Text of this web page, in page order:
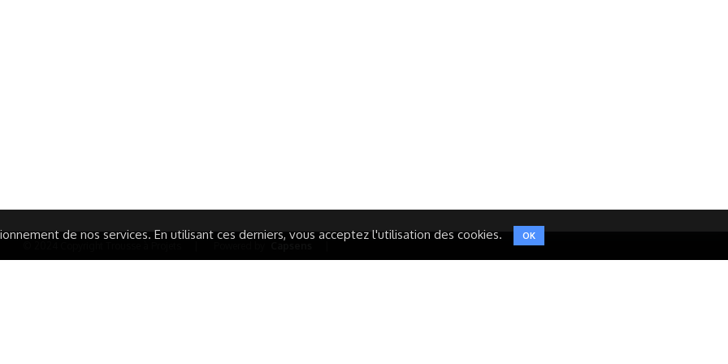
de nos services. En utilisant ces derniers, vous acceptez l'utilisation des cookies. OK